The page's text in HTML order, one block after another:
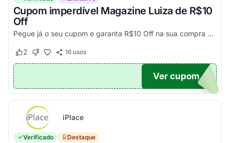
Cupom imperdível Magazine Luiza de R$10
Off
Pegue já o seu cupom e garanta R$10 Off na sua compra acima de R$500,00
Este cupom funcionou
2 Este cupom não funcionou
16usos
UPOM
Ver cupom
iPlace
Verificado Destaque